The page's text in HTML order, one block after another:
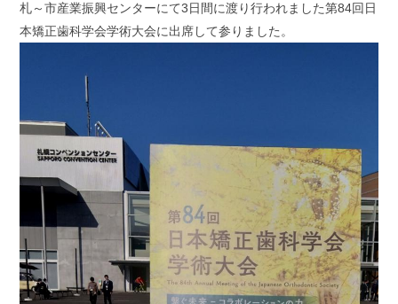
札～市産業振興センターにて3日間に渡り行われました第84回日
本矯正歯科学会学術大会に出席して参りました。